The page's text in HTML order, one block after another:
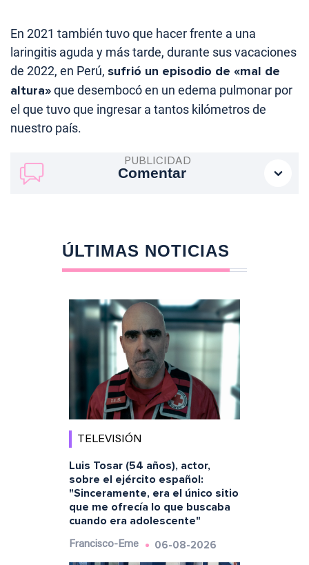
En 2021 también tuvo que hacer frente a una
laringitis aguda y más tarde, durante sus vacaciones
de 2022, en Perú, sufrió un episodio de «mal de
altura»que desembocó en un edema pulmonar por
el que tuvo que ingresar a tantos kilómetros de
nuestro país.
Comentar
ÚLTIMAS NOTICIAS
TELEVISIÓN
Luis Tosar (54 años), actor,
sobre el ejército español:
"Sinceramente, era el único sitio
que me ofrecía lo que buscaba
cuando era adolescente"
Francisco-Eme 06-08-2026